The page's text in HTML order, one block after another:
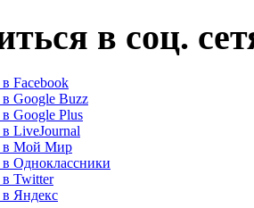
в соц.